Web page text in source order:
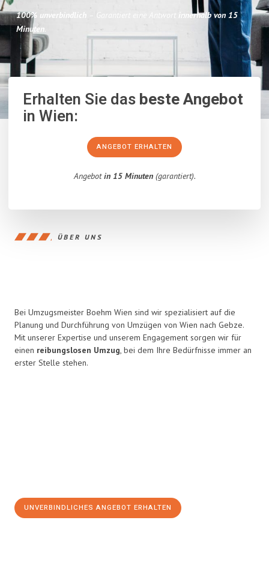
100% unverbindlich – Garantiert eine Antwort
innerhalb von 15
Minuten.
Erhalten Sie dasbeste Angebot
in Wien:
ANGEBOT ERHALTEN
Angebotin 15 Minuten(garantiert).
ÜBER UNS
Bei Umzugsmeister Boehm Wien sind wir spezialisiert auf die
Planung und Durchführung von Umzügen von Wien nach Gebze.
Mit unserer Expertise und unserem Engagement sorgen wir für
einen reibungslosen Umzug, bei dem Ihre Bedürfnisse immer an
erster Stelle stehen.
UNVERBINDLICHES ANGEBOT ERHALTEN